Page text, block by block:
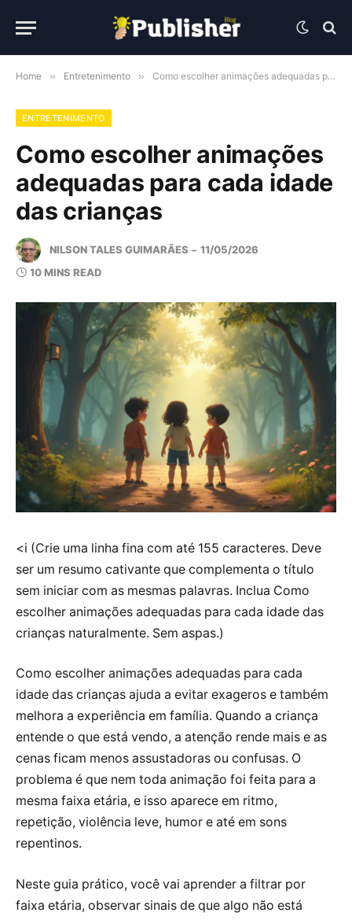
Home » Entretenimento » Como escolher animações adequadas para cada idade das crianças
ENTRETENIMENTO
Como escolher animações
adequadas para cada idade
das crianças
NILSON TALES GUIMARÃES
11/05/2026
10 MINS READ
<i (Crie uma linha fina com até 155 caracteres. Deve
ser um resumo cativante que complementa o título
sem iniciar com as mesmas palavras. Inclua Como
escolher animações adequadas para cada idade das
crianças naturalmente. Sem aspas.)
Como escolher animações adequadas para cada
idade das crianças ajuda a evitar exageros e também
melhora a experiência em família. Quando a criança
entende o que está vendo, a atenção rende mais e as
cenas ficam menos assustadoras ou confusas. O
problema é que nem toda animação foi feita para a
mesma faixa etária, e isso aparece em ritmo,
repetição, violência leve, humor e até em sons
repentinos.
Neste guia prático, você vai aprender a filtrar por
faixa etária, observar sinais de que algo não está